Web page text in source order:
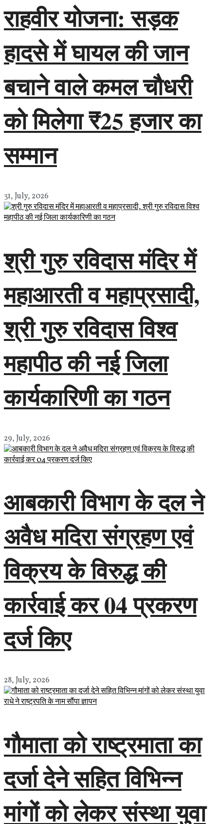
राहवीर योजना: सड़क
हादसे में घायल की जान
बचाने वाले कमल चौधरी
को मिलेगा ₹25 हजार का
सम्मान
31, July, 2026
श्री गुरु रविदास मंदिर में
महाआरती व महाप्रसादी,
श्री गुरु रविदास विश्व
महापीठ की नई जिला
कार्यकारिणी का गठन
29, July, 2026
आबकारी विभाग के दल ने
अवैध मदिरा संग्रहण एवं
विक्रय के विरुद्ध की
कार्रवाई कर 04 प्रकरण
दर्ज किए
28, July, 2026
गौमाता को राष्ट्रमाता का
दर्जा देने सहित विभिन्न
मांगों को लेकर संस्था युवा